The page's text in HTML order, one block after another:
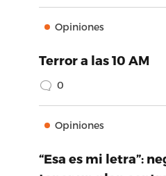
Opiniones
Terror a las 10 AM
0
Opiniones
“Esa es mi letra”: